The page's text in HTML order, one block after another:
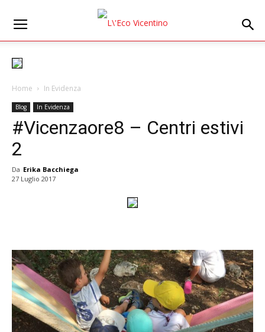
Home In Evidenza
Blog In Evidenza
#Vicenzaore8 – Centri estivi
2
Da Erika Bacchiega
27 Luglio 2017